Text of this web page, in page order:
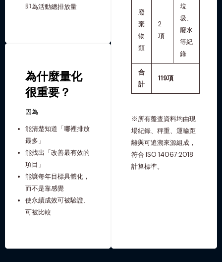
即為活動總排放量
為什麼量化
很重要？
因為
能清楚知道「哪裡排放
最多」
能找出「改善最有效的
項目」
能讓每年目標具體化，
而不是靠感覺
使永續成效可被驗證、
可被比較
廢
棄
物
類
2
項
垃
圾、
廢水
等紀
錄
合
計
119項
※所有盤查資料均由現
場紀錄、秤重、運輸距
離與可追溯來源組成，
符合 ISO 14067:2018
計算標準。